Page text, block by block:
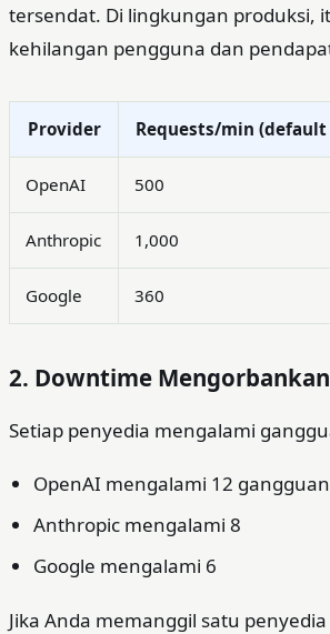
tersendat. Di lingkungan produksi,
kehilangan pengguna dan
Provider Requests/min
OpenAI 500
Anthropic 1,000
Google 360
2. Downtime
Setiap penyedia mengalami
OpenAI mengalami 12
Anthropic mengalami 8
Google mengalami 6
Jika Anda memanggil satu